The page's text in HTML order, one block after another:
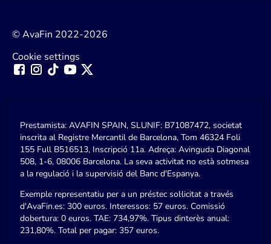
© AvaFin 2022-2026
Cookie settings
Prestamista: AVAFIN SPAIN, SLUNIF: B71087472, societat
inscrita al Registre Mercantil de Barcelona, Tom 46324 Foli
155 Full B516513, Inscripció 11a. Adreça: Avinguda Diagonal
508, 1-6, 08006 Barcelona. La seva activitat no està sotmesa
a la regulació i la supervisió del Banc d'Espanya.
Exemple representatiu per a un préstec sol·licitat a través
d'AvaFin.es: 300 euros. Interessos: 57 euros. Comissió
dobertura: 0 euros. TAE: 734,97%. Tipus dinterès anual:
231,80%. Total per pagar: 357 euros.